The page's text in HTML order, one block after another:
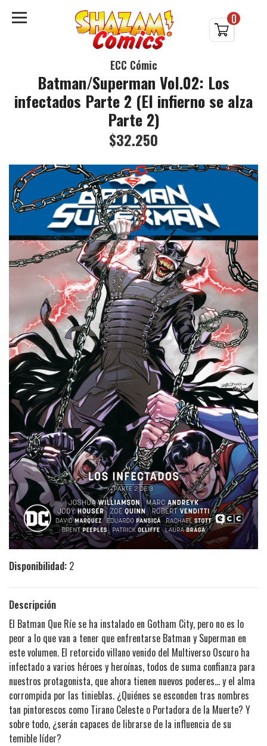
0
ECC Cómic
Batman/Superman Vol.02: Los
infectados Parte 2 (El infierno se alza
Parte 2)
$32.250
Disponibilidad: 2
Descripción
El Batman Que Ríe se ha instalado en Gotham City, pero no es lo
peor a lo que van a tener que enfrentarse Batman y Superman en
este volumen. El retorcido villano venido del Multiverso Oscuro ha
infectado a varios héroes y heroínas, todos de suma confianza para
nuestros protagonista, que ahora tienen nuevos poderes... y el alma
corrompida por las tinieblas. ¿Quiénes se esconden tras nombres
tan pintorescos como Tirano Celeste o Portadora de la Muerte? Y
sobre todo, ¿serán capaces de librarse de la influencia de su
temible líder?